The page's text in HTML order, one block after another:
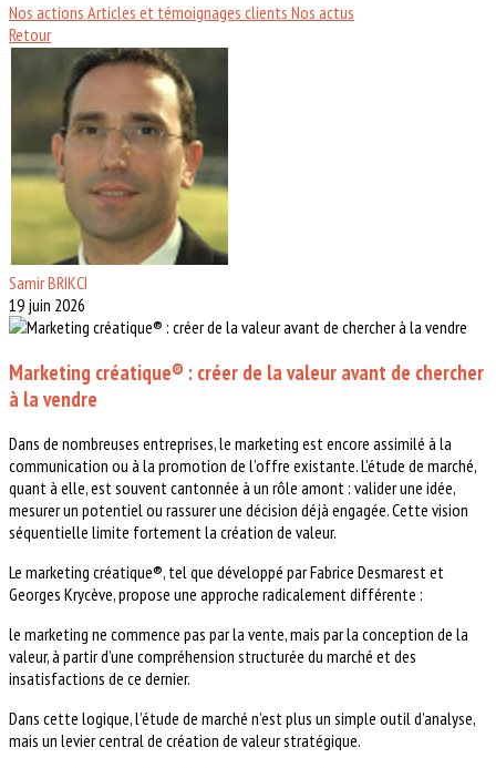
Nos actions Articles et témoignages clients Nos actus
Retour
Samir BRIKCI
19 juin 2026
Marketing créatique® : créer de la valeur avant de chercher
à la vendre
Dans de nombreuses entreprises, le marketing est encore assimilé à la
communication ou à la promotion de l’offre existante. L’étude de marché,
quant à elle, est souvent cantonnée à un rôle amont : valider une idée,
mesurer un potentiel ou rassurer une décision déjà engagée. Cette vision
séquentielle limite fortement la création de valeur.
Le marketing créatique®, tel que développé par Fabrice Desmarest et
Georges Krycève, propose une approche radicalement différente :
le marketing ne commence pas par la vente, mais par la conception de la
valeur, à partir d’une compréhension structurée du marché et des
insatisfactions de ce dernier.
Dans cette logique, l’étude de marché n’est plus un simple outil d’analyse,
mais un levier central de création de valeur stratégique.